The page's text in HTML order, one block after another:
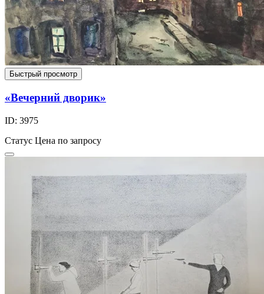
Быстрый просмотр
«Вечерний дворик»
ID: 3975
Статус Цена по запросу